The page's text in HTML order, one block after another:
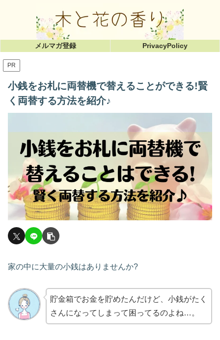
メルマガ登録 PrivacyPolicy
PR
小銭をお札に両替機で替えることができる!賢
く両替する方法を紹介♪
家の中に大量の小銭はありませんか?
貯金箱でお金を貯めたんだけど、小銭がたく
さんになってしまって困ってるのよね…。